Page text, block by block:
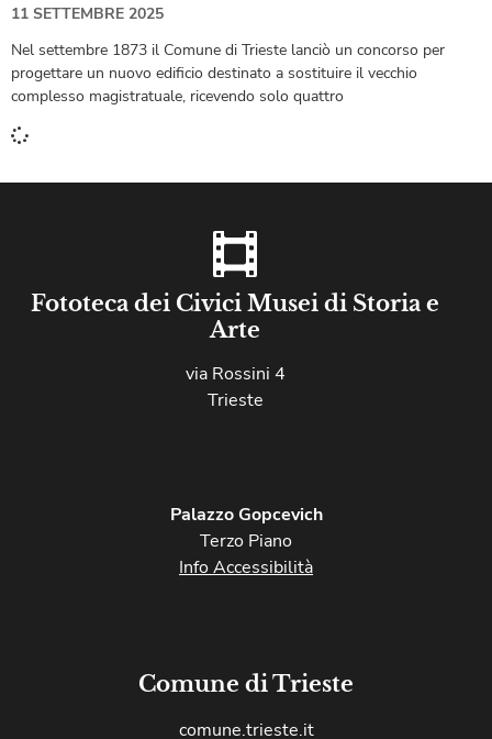
11 SETTEMBRE 2025
Nel settembre 1873 il Comune di Trieste lanciò un concorso per
progettare un nuovo edificio destinato a sostituire il vecchio
complesso magistratuale, ricevendo solo quattro
Fototeca dei Civici Musei di Storia e
Arte
via Rossini 4
Trieste
Palazzo Gopcevich
Terzo Piano
Info Accessibilità
Comune di Trieste
comune.trieste.it